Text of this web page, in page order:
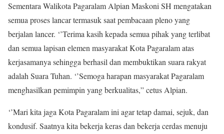
Sementara Walikota Pagaralam Alpian Maskoni SH mengatakan
semua proses lancar termasuk saat pembacaan pleno yang
berjalan lancer. ‘’Terima kasih kepada semua pihak yang terlibat
dan semua lapisan elemen masyarakat Kota Pagaralam atas
kerjasamanya sehingga berhasil dan membuktikan suara rakyat
adalah Suara Tuhan. ‘’Semoga harapan masyarakat Pagaralam
menghasilkan pemimpin yang berkualitas,” cetus Alpian.
‘’Mari kita jaga Kota Pagaralam ini agar tetap damai, sejuk, dan
kondusif. Saatnya kita bekerja keras dan bekerja cerdas menuju